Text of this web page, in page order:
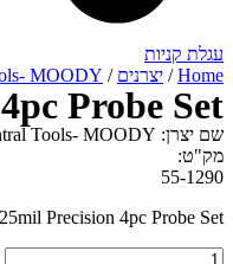
/דוקרנים/
25mil